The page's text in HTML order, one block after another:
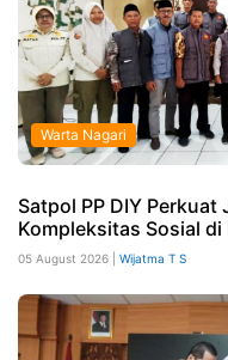
Warta Nagari
Satpol PP DIY Perkuat
Kompleksitas Sosial di
05 August 2026 | Wijatma T S